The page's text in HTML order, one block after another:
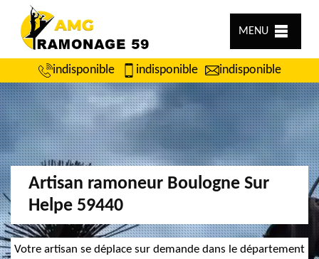
MENU
indisponible indisponible indisponible
Artisan ramoneur Boulogne Sur
Helpe 59440
Votre artisan se déplace sur demande dans le département